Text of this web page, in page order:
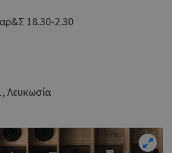
18.30-2.30
Λευκωσία